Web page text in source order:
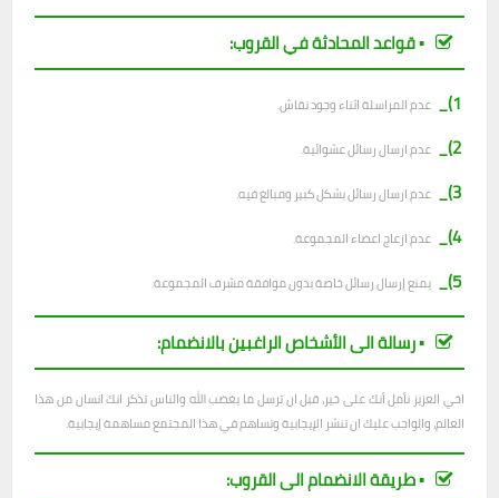
▪︎ قواعد المحادثة في القروب:
1)_
عدم المراسلة اثناء وجود نقاش.
2)_ عدم ارسال رسائل عشوائية.
3)_ عدم ارسال رسائل بشكل كبير ومبالغ فيه.
4)_ عدم ازعاج اعضاء المجموعة.
5)_ يمنع إرسال رسائل خاصة بدون موافقة مشرف المجموعة.
▪︎ رسالة الى الأشخاص الراغبين بالانضمام:
اخي العزيز نأمل أنك على خير، قبل ان ترسل ما يغضب الله والناس تذكر انك انسان من هذا
العالم، والواجب عليك ان تنشر الإيجابية وتساهم في هذا المجتمع مساهمة إيجابية.
▪︎ طريقة الانضمام الى القروب: